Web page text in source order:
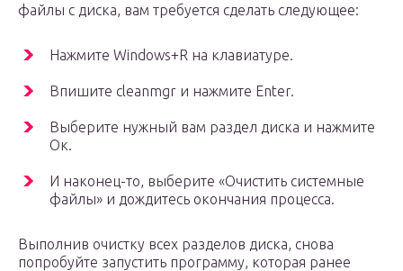
файлы с диска, вам требуется сделать следующее:
Нажмите Windows+R на клавиатуре.
Впишите cleanmgr и нажмите Enter.
Выберите нужный вам раздел диска и нажмите
Ок.
И наконец-то, выберите «Очистить системные
файлы» и дождитесь окончания процесса.
Выполнив очистку всех разделов диска, снова
попробуйте запустить программу, которая ранее